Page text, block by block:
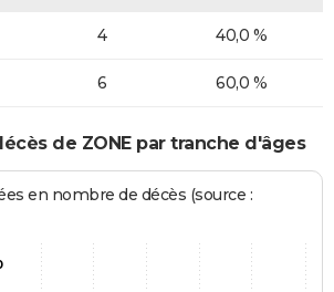
4 40,0 %
6 60,0 %
de ZONE par tranche d'âges
en nombre de décès (source :